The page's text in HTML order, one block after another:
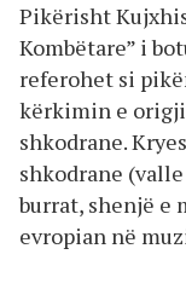
Pikërisht
Kombëtare” i
referohet si
kërkimin e
shkodrane.
shkodrane
burrat, shenjë e
evropian në